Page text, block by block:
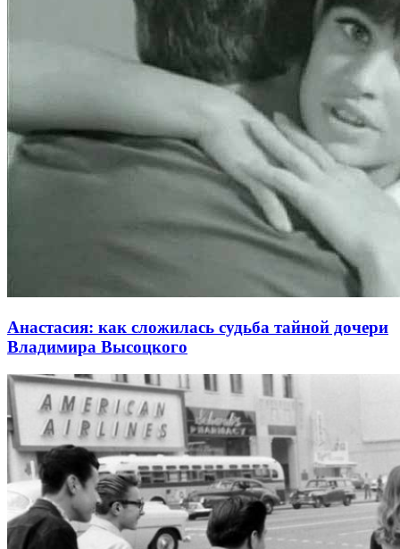
Анастасия: как сложилась судьба тайной дочери
Владимира Высоцкого